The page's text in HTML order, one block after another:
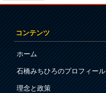
コンテンツ
ホーム
石橋みちひろのプロフィール
理念と政策